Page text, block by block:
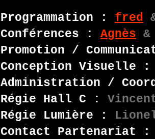
Programmation : fred
Conférences :
Agnès &
Promotion /
Conception Visuelle :
Administration /
Régie Hall C :
Régie Lumière :
Contact Partenariat :